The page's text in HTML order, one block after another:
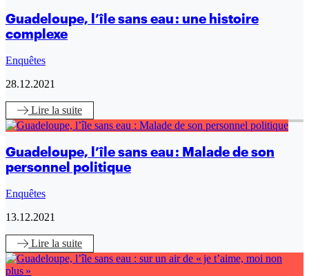
Guadeloupe, l’île sans eau : une histoire
complexe
Enquêtes
28.12.2021
Lire la suite
Guadeloupe, l’île sans eau : Malade de son
personnel politique
Enquêtes
13.12.2021
Lire la suite